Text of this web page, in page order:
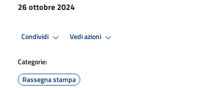
26 ottobre 2024
Condividi Vedi azioni
Categorie:
Rassegna stampa